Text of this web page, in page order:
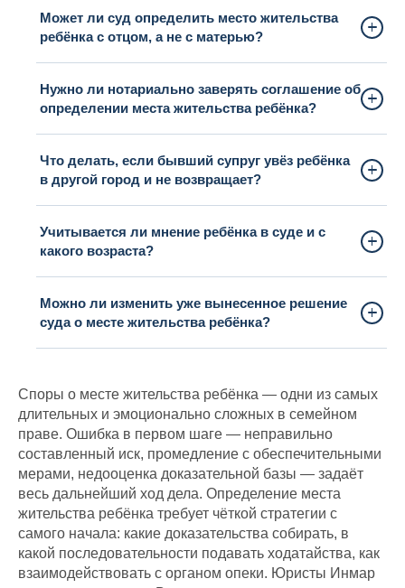
Может ли суд определить место жительства
ребёнка с отцом, а не с матерью?
Нужно ли нотариально заверять соглашение об
определении места жительства ребёнка?
Что делать, если бывший супруг увёз ребёнка
в другой город и не возвращает?
Учитывается ли мнение ребёнка в суде и с
какого возраста?
Можно ли изменить уже вынесенное решение
суда о месте жительства ребёнка?
Споры о месте жительства ребёнка — одни из самых
длительных и эмоционально сложных в семейном
праве. Ошибка в первом шаге — неправильно
составленный иск, промедление с обеспечительными
мерами, недооценка доказательной базы — задаёт
весь дальнейший ход дела. Определение места
жительства ребёнка требует чёткой стратегии с
самого начала: какие доказательства собирать, в
какой последовательности подавать ходатайства, как
взаимодействовать с органом опеки. Юристы Инмар